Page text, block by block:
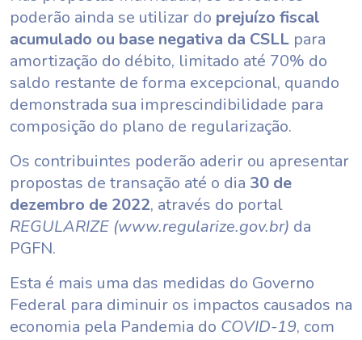
poderão ainda se utilizar do prejuízo fiscal
acumulado ou base negativa da CSLL para
amortização do débito, limitado até 70% do
saldo restante de forma excepcional, quando
demonstrada sua imprescindibilidade para
composição do plano de regularização.
Os contribuintes poderão aderir ou apresentar
propostas de transação até o dia 30 de
dezembro de 2022, através do portal
REGULARIZE (www.regularize.gov.br) da
PGFN.
Esta é mais uma das medidas do Governo
Federal para diminuir os impactos causados na
economia pela Pandemia do COVID-19, com